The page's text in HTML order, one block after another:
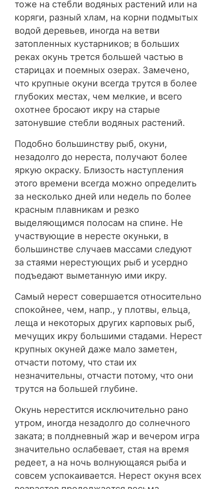
тоже на стебли водяных растений или на
коряги, разный хлам, на корни подмытых
водой деревьев, иногда на ветви
затопленных кустарников; в больших
реках окунь трется большей частью в
старицах и поемных озерах. Замечено,
что крупные окуни всегда трутся в более
глубоких местах, чем мелкие, и всего
охотнее бросают икру на старые
затонувшие стебли водяных растений.
Подобно большинству рыб, окуни,
незадолго до нереста, получают более
яркую окраску. Близость наступления
этого времени всегда можно определить
за несколько дней или недель по более
красным плавникам и резко
выделяющимся полосам на спине. Не
участвующие в нересте окуньки, в
большинстве случаев массами следуют
за стаями нерестующих рыб и усердно
подъедают выметанную ими икру.
Самый нерест совершается относительно
спокойнее, чем, напр., у плотвы, ельца,
леща и некоторых других карповых рыб,
мечущих икру большими стадами. Нерест
крупных окуней даже мало заметен,
отчасти потому, что стаи их
незначительны, отчасти потому, что они
трутся на большей глубине.
Окунь нерестится исключительно рано
утром, иногда незадолго до солнечного
заката; в полдневный жар и вечером игра
значительно ослабевает, стая на время
редеет, а на ночь волнующаяся рыба и
совсем успокаивается. Нерест окуня всех